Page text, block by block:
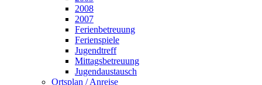
2008
2007
Ferienbetreuung
Ferienspiele
Jugendtreff
Mittagsbetreuung
Jugendaustausch
Ortsplan / Anreise